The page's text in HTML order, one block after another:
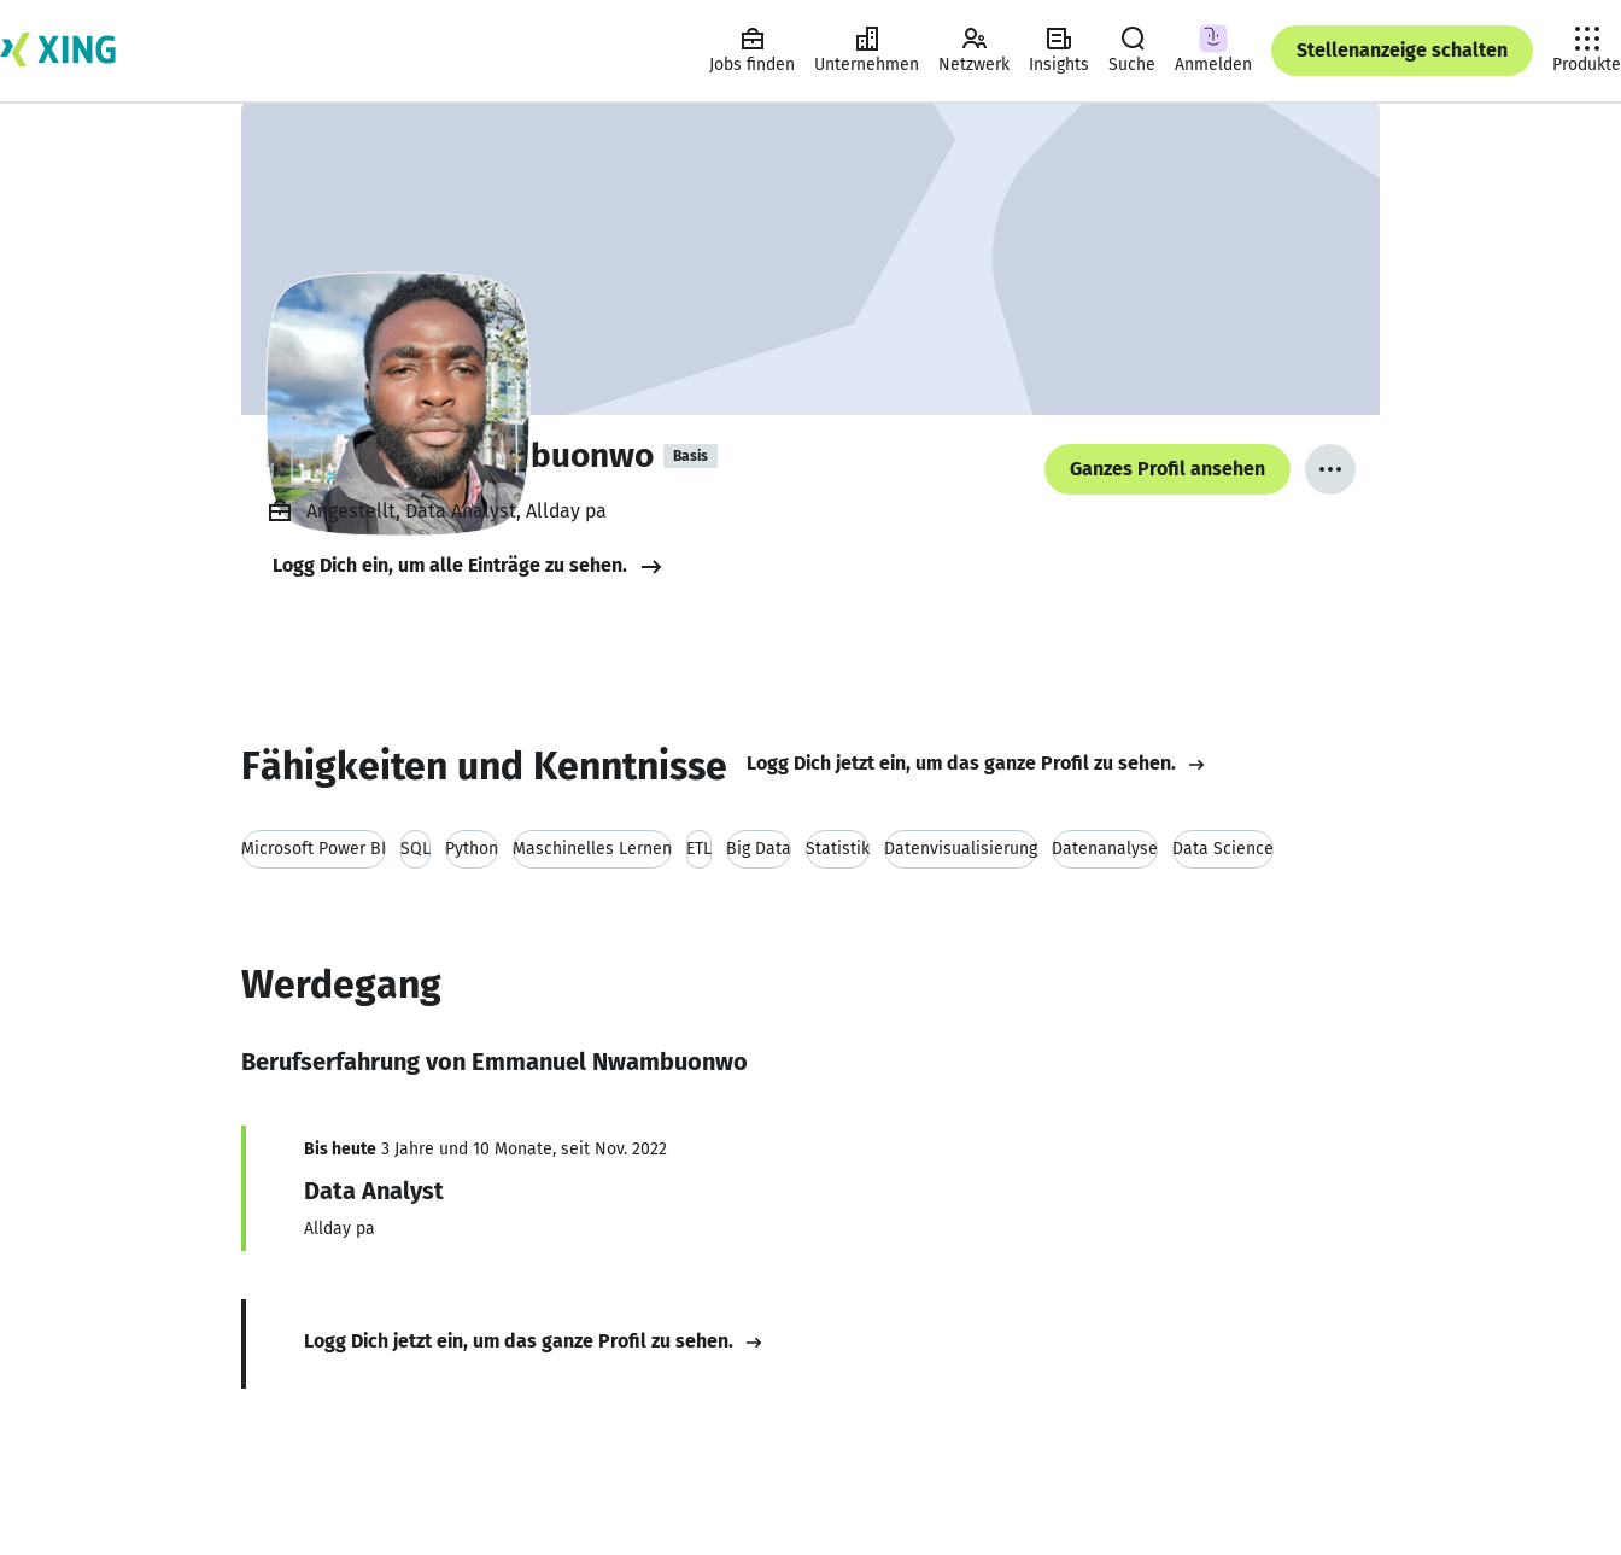
Jobs finden Unternehmen Netzwerk Insights Suche Anmelden
Stellenanzeige schalten
Produkte
Emmanuel Nwambuonwo Basis
Ganzes Profil ansehen
Angestellt, Data Analyst, Allday pa
Logg Dich ein, um alle Einträge zu sehen.
Fähigkeiten und Kenntnisse Logg Dich jetzt ein, um das ganze Profil zu sehen.
Microsoft Power BI SQL Python Maschinelles Lernen ETL Big Data Statistik Datenvisualisierung Datenanalyse Data Science
Werdegang
Berufserfahrung von Emmanuel Nwambuonwo
Bis heute 3 Jahre und 10 Monate, seit Nov. 2022
Data Analyst
Allday pa
Logg Dich jetzt ein, um das ganze Profil zu sehen.